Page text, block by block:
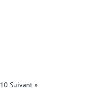
10 Suivant »